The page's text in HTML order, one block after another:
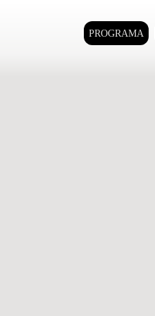
PROGRAMA